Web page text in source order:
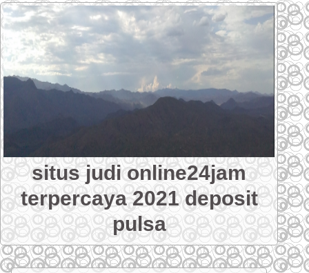
Skip
to
content
situs judi online24jam
terpercaya 2021 deposit
pulsa